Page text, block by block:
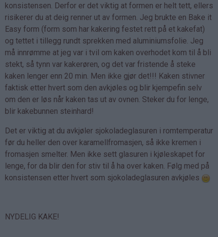
konsistensen. Derfor er det viktig at formen er helt tett, ellers
risikerer du at deig renner ut av formen. Jeg brukte en Bake it
Easy form (form som har kakering festet rett på et kakefat)
og tettet i tillegg rundt sprekken med aluminiumsfolie. Jeg
må innrømme at jeg var i tvil om kaken overhodet kom til å bli
stekt, så tynn var kakerøren, og det var fristende å steke
kaken lenger enn 20 min. Men ikke gjør det!!! Kaken stivner
faktisk etter hvert som den avkjøles og blir kjempefin selv
om den er løs når kaken tas ut av ovnen. Steker du for lenge,
blir kakebunnen steinhard!
Det er viktig at du avkjøler sjokoladeglasuren i romtemperatur
før du heller den over karamellfromasjen, så ikke kremen i
fromasjen smelter. Men ikke sett glasuren i kjøleskapet for
lenge, for da blir den for stiv til å ha over kaken. Følg med på
konsistensen etter hvert som sjokoladeglasuren avkjøles
NYDELIG KAKE!